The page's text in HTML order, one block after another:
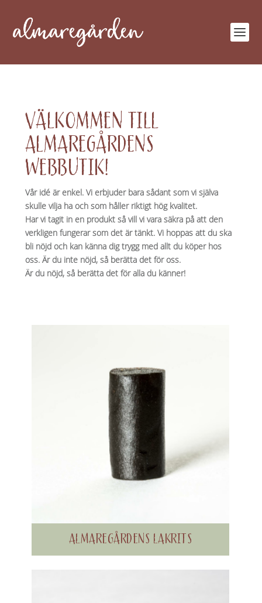
VÄLKOMMEN TILL
ALMAREGÅRDENS
WEBBUTIK!
Vår idé är enkel. Vi erbjuder bara sådant som vi själva
skulle vilja ha och som håller riktigt hög kvalitet.
Har vi tagit in en produkt så vill vi vara säkra på att den
verkligen fungerar som det är tänkt. Vi hoppas att du ska
bli nöjd och kan känna dig trygg med allt du köper hos
oss. Är du inte nöjd, så berätta det för oss.
Är du nöjd, så berätta det för alla du känner!
ALMAREGÅRDENS LAKRITS